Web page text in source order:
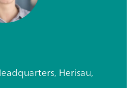
Herisau,